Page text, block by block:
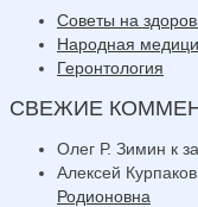
Советы на
Народная
Геронтология
СВЕЖИЕ
Олег Р. Зимин к
Алексей Курпаков
Родионовна